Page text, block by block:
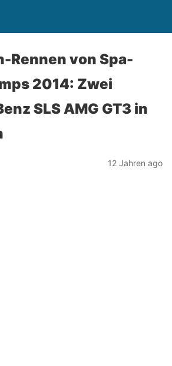
Rennen von Spa-
2014: Zwei
SLS AMG GT3 in
12 Jahren ago